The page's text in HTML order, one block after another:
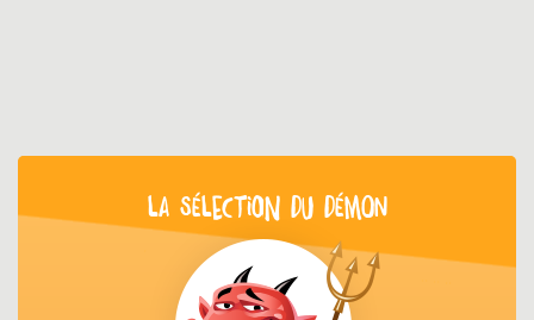
LA SÉLECTION DU DÉMON